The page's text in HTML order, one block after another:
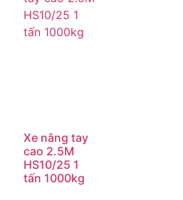
Xe nâng tay
cao 2.5M
HS10/25 1
tấn 1000kg